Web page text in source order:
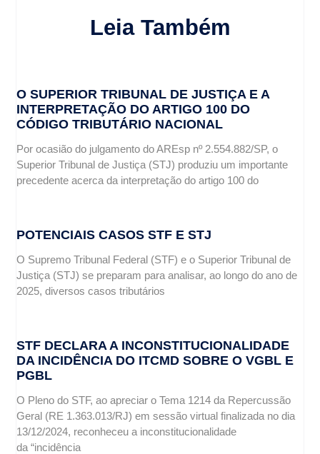
Leia Também
O SUPERIOR TRIBUNAL DE JUSTIÇA E A
INTERPRETAÇÃO DO ARTIGO 100 DO
CÓDIGO TRIBUTÁRIO NACIONAL
Por ocasião do julgamento do AREsp nº 2.554.882/SP, o
Superior Tribunal de Justiça (STJ) produziu um importante
precedente acerca da interpretação do artigo 100 do
POTENCIAIS CASOS STF E STJ
O Supremo Tribunal Federal (STF) e o Superior Tribunal de
Justiça (STJ) se preparam para analisar, ao longo do ano de
2025, diversos casos tributários
STF DECLARA A INCONSTITUCIONALIDADE
DA INCIDÊNCIA DO ITCMD SOBRE O VGBL E
PGBL
O Pleno do STF, ao apreciar o Tema 1214 da Repercussão
Geral (RE 1.363.013/RJ) em sessão virtual finalizada no dia
13/12/2024, reconheceu a inconstitucionalidade
da “incidência